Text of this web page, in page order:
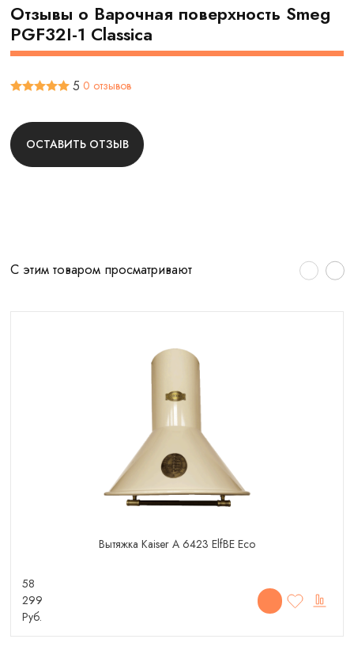
Отзывы о Варочная поверхность Smeg
PGF32I-1 Classica
5 0 отзывов
ОСТАВИТЬ ОТЗЫВ
С этим товаром просматривают
Вытяжка Kaiser A 6423 ElfBE Eco
58
299
Руб.